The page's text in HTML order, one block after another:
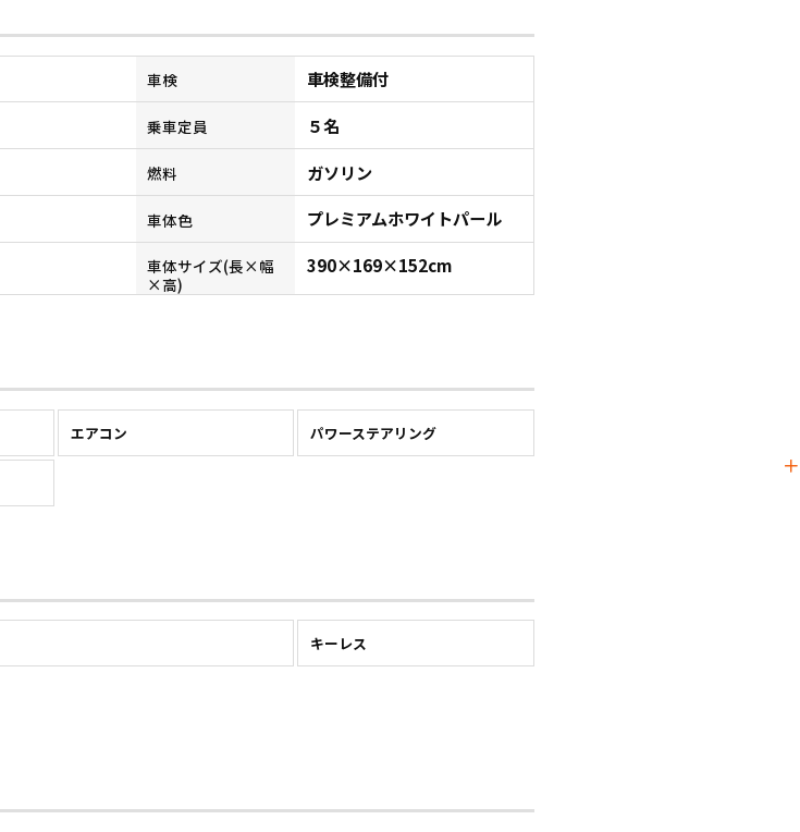
車検 車検整備付
乗車定員 ５名
燃料 ガソリン
車体色 プレミアムホワイトパール
車体サイズ(長×幅
×高)
390×169×152cm
エアコン パワーステアリング
キーレス